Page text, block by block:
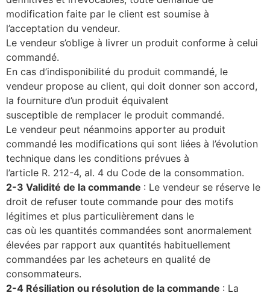
modification faite par le client est soumise à
l’acceptation du vendeur.
Le vendeur s’oblige à livrer un produit conforme à celui
commandé.
En cas d’indisponibilité du produit commandé, le
vendeur propose au client, qui doit donner son accord,
la fourniture d’un produit équivalent
susceptible de remplacer le produit commandé.
Le vendeur peut néanmoins apporter au produit
commandé les modifications qui sont liées à l’évolution
technique dans les conditions prévues à
l’article R. 212-4, al. 4 du Code de la consommation.
2-3 Validité de la commande : Le vendeur se réserve le
droit de refuser toute commande pour des motifs
légitimes et plus particulièrement dans le
cas où les quantités commandées sont anormalement
élevées par rapport aux quantités habituellement
commandées par les acheteurs en qualité de
consommateurs.
2-4 Résiliation ou résolution de la commande : La